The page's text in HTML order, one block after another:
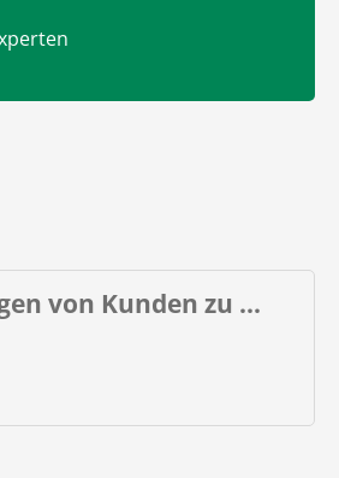
von Kunden zu ...